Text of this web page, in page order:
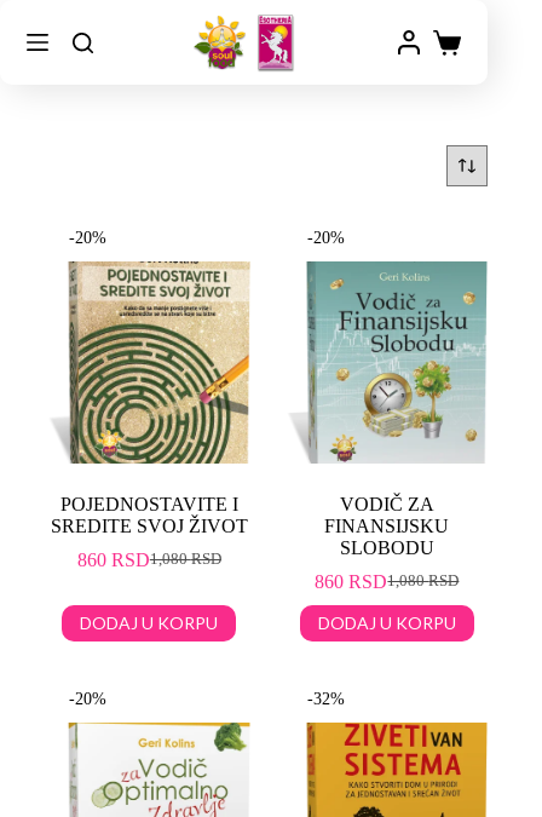
-20%
POJEDNOSTAVITE I
SREDITE SVOJ ŽIVOT
1,080RSD
860 RSD
DODAJ U KORPU
-20%
VODIČ ZA
FINANSIJSKU
SLOBODU
1,080RSD
860RSD
DODAJ U KORPU
-20% -32%